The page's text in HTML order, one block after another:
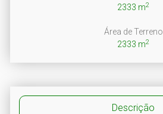
2333 m2
Área de Terreno
2333 m2
Descrição